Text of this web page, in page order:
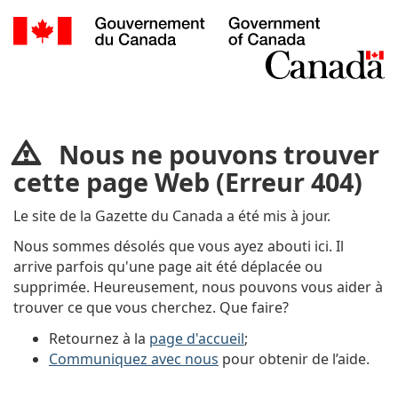
ne
pouvons
trouver
cette
page
Web
(Erreur
404)
Nous ne pouvons trouver
cette page Web (Erreur 404)
Le site de la Gazette du Canada a été mis à jour.
Nous sommes désolés que vous ayez abouti ici. Il
arrive parfois qu'une page ait été déplacée ou
supprimée. Heureusement, nous pouvons vous aider à
trouver ce que vous cherchez. Que faire?
Retournez à la page d'accueil;
Communiquez avec nous pour obtenir de l’aide.